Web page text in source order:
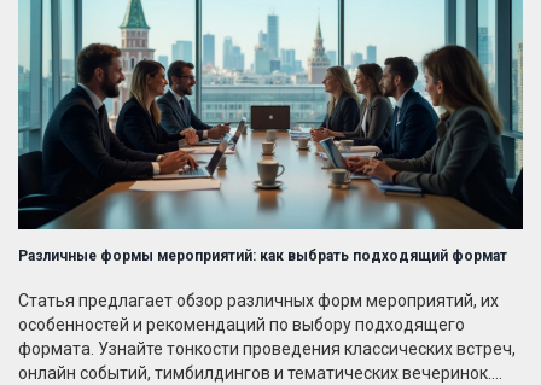
Различные формы мероприятий: как выбрать подходящий формат
Статья предлагает обзор различных форм мероприятий, их
особенностей и рекомендаций по выбору подходящего
формата. Узнайте тонкости проведения классических встреч,
онлайн событий, тимбилдингов и тематических вечеринок.